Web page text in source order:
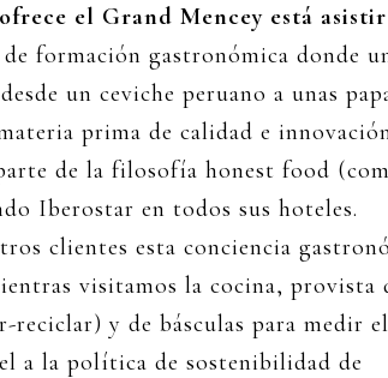
el Grand Mencey está
de formación gastronómica donde
un ceviche peruano a unas
prima de calidad e
de la filosofía honest food
Iberostar en todos sus hoteles.
clientes esta conciencia
visitamos la cocina, provista
y de básculas para medir el
a la política de sostenibilidad de